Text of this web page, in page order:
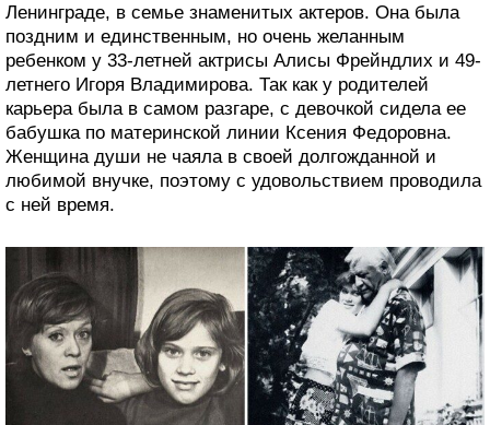
Ленинграде, в семье знаменитых актеров. Она была
поздним и единственным, но очень желанным
ребенком у 33-летней актрисы Алисы Фрейндлих и 49-
летнего Игоря Владимирова. Так как у родителей
карьера была в самом разгаре, с девочкой сидела ее
бабушка по материнской линии Ксения Федоровна.
Женщина души не чаяла в своей долгожданной и
любимой внучке, поэтому с удовольствием проводила
с ней время.